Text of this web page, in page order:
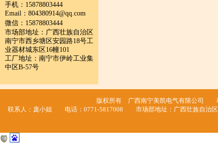
手机：15878803444
Email： 804380914@qq.com
微信： 15878803444
市场部地址：广西壮族自治区
南宁市西乡塘区安园路18号工
业器材城东区16幢101
工厂地址：南宁市伊岭工业集
中区B-57号
版权所有 广西南宁美凯电气有限公司
联系人：庞小姐 电话：0771-5817008 市场部地址：广西壮族自治区